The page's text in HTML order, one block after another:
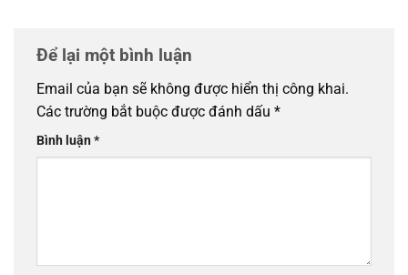
Để lại một bình luận
Email của bạn sẽ không được hiển thị công khai.
Các trường bắt buộc được đánh dấu *
Bình luận*